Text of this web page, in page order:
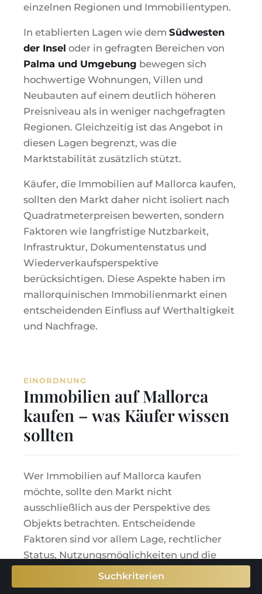
einzelnen Regionen und Immobilientypen.
In etablierten Lagen wie dem Südwesten
der Insel oder in gefragten Bereichen von
Palma und Umgebung bewegen sich
hochwertige Wohnungen, Villen und
Neubauten auf einem deutlich höheren
Preisniveau als in weniger nachgefragten
Regionen. Gleichzeitig ist das Angebot in
diesen Lagen begrenzt, was die
Marktstabilität zusätzlich stützt.
Käufer, die Immobilien auf Mallorca kaufen,
sollten den Markt daher nicht isoliert nach
Quadratmeterpreisen bewerten, sondern
Faktoren wie langfristige Nutzbarkeit,
Infrastruktur, Dokumentenstatus und
Wiederverkaufsperspektive
berücksichtigen. Diese Aspekte haben im
mallorquinischen Immobilienmarkt einen
entscheidenden Einfluss auf Werthaltigkeit
und Nachfrage.
EINORDNUNG
Immobilien auf Mallorca
kaufen – was Käufer wissen
sollten
Wer Immobilien auf Mallorca kaufen
möchte, sollte den Markt nicht
ausschließlich aus der Perspektive des
Objekts betrachten. Entscheidende
Faktoren sind vor allem Lage, rechtlicher
Status, Nutzungsmöglichkeiten und die
langfristige Perspektive der Immobilie.
Suchkriterien